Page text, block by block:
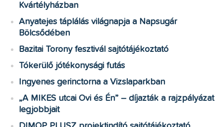
Kvártélyházban
Anyatejes táplálás világnapja a Napsugár
Bölcsődében
Bazitai Torony fesztivál sajtótájékoztató
Tókerülő jótékonysági futás
Ingyenes gerinctorna a Vizslaparkban
„A MIKES utcai Ovi és Én” – díjazták a rajzpályázat
legjobbjait